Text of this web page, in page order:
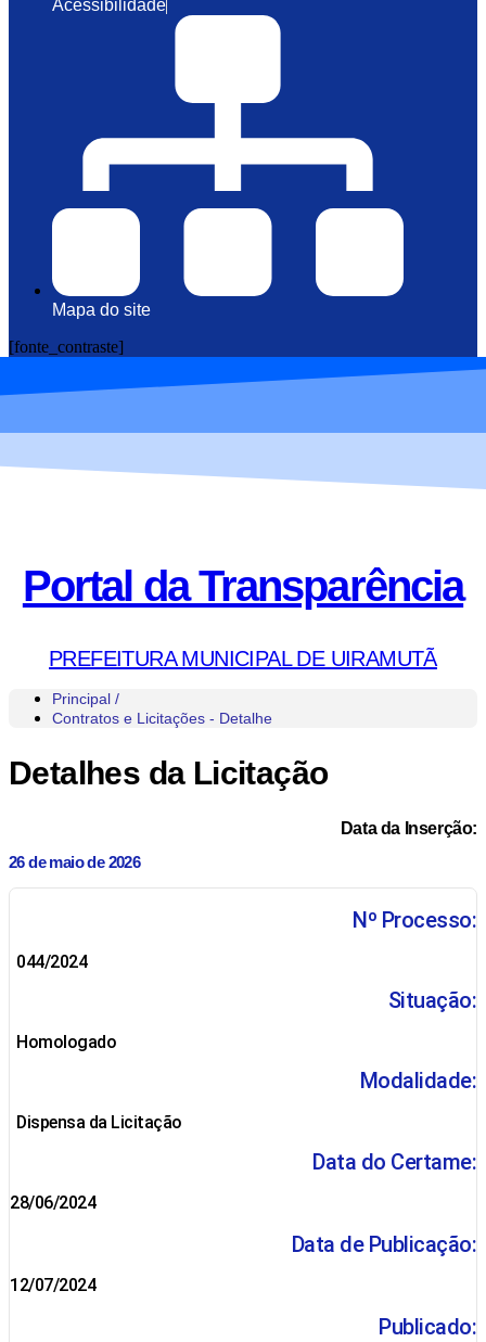
Acessibilidade
Mapa do site
[fonte_contraste]
Portal da Transparência
PREFEITURA MUNICIPAL DE UIRAMUTÃ
Principal /
Contratos e Licitações - Detalhe
Detalhes da Licitação
Data da Inserção:
26 de maio de 2026
Nº Processo:
044/2024
Situação:
Homologado
Modalidade:
Dispensa da Licitação
Data do Certame:
28/06/2024
Data de Publicação:
12/07/2024
Publicado: